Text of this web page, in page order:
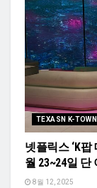
TEXASN K-TOWN
넷플릭스 ‘K
월 23~24일 단
8월 12, 2025